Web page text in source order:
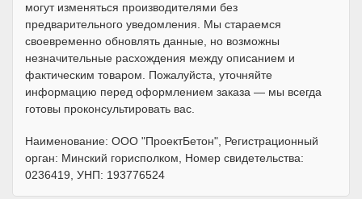
могут изменяться производителями без
предварительного уведомления. Мы стараемся
своевременно обновлять данные, но возможны
незначительные расхождения между описанием и
фактическим товаром. Пожалуйста, уточняйте
информацию перед оформлением заказа — мы всегда
готовы проконсультировать вас.
Наименование: ООО "ПроектБетон", Регистрационный
орган: Минский горисполком, Номер свидетельства:
0236419, УНП: 193776524